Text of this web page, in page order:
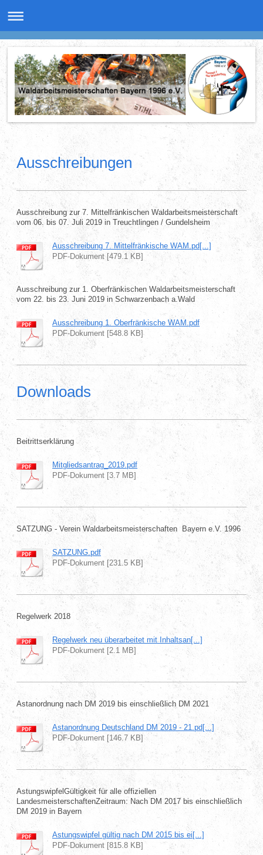
Ausschreibungen
Ausschreibung zur 7. Mittelfränkischen Waldarbeitsmeisterschaft
vom 06. bis 07. Juli 2019 in Treuchtlingen / Gundelsheim
Ausschreibung 7. Mittelfränkische WAM.pd[...]
PDF-Dokument [479.1 KB]
Ausschreibung zur 1. Oberfränkischen Waldarbeitsmeisterschaft
vom 22. bis 23. Juni 2019 in Schwarzenbach a.Wald
Ausschreibung 1. Oberfränkische WAM.pdf
PDF-Dokument [548.8 KB]
Downloads
Beitrittserklärung
Mitgliedsantrag_2019.pdf
PDF-Dokument [3.7 MB]
SATZUNG - Verein Waldarbeitsmeisterschaften Bayern e.V. 1996
SATZUNG.pdf
PDF-Dokument [231.5 KB]
Regelwerk 2018
Regelwerk neu überarbeitet mit Inhaltsan[...]
PDF-Dokument [2.1 MB]
Astanordnung nach DM 2019 bis einschließlich DM 2021
Astanordnung Deutschland DM 2019 - 21.pd[...]
PDF-Dokument [146.7 KB]
AstungswipfelGültigkeit für alle offiziellen
LandesmeisterschaftenZeitraum: Nach DM 2017 bis einschließlich
DM 2019 in Bayern
Astungswipfel gültig nach DM 2015 bis ei[...]
PDF-Dokument [815.8 KB]